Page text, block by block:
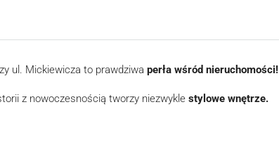
ul. Mickiewicza to prawdziwa perła wśród nieruchomości!
z nowoczesnością tworzy niezwykle stylowe wnętrze.